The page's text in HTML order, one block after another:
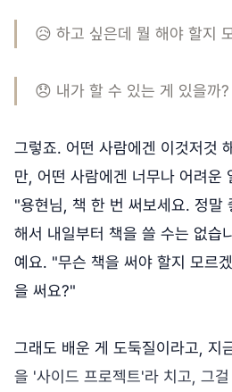
😥 하고 싶은데 뭘 해야 할지
😞 내가 할 수 있는 게 있을까?
그렇죠. 어떤 사람에겐 이것저것
만, 어떤 사람에겐 너무나 어려운
"용현님, 책 한 번 써보세요. 정말
해서 내일부터 책을 쓸 수는 없습
예요. "무슨 책을 써야 할지 모르
을 써요?"
그래도 배운 게 도둑질이라고, 지
을 '사이드 프로젝트'라 치고, 그